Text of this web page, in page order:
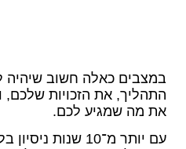
במצבים כאלה חשוב שיהיה
התהליך, את הזכויות שלכם,
את מה שמגיע לכם.
עם יותר מ־10 שנות